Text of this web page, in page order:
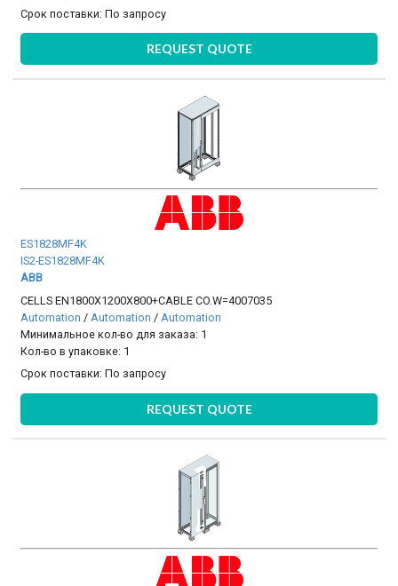
Срок поставки:По запросу
REQUEST QUOTE
ES1828MF4K
IS2-ES1828MF4K
ABB
CELLS EN1800X1200X800+CABLE CO.W=4007035
Automation / Automation / Automation
Минимальное кол-во для заказа: 1
Кол-во в упаковке: 1
Срок поставки:По запросу
REQUEST QUOTE